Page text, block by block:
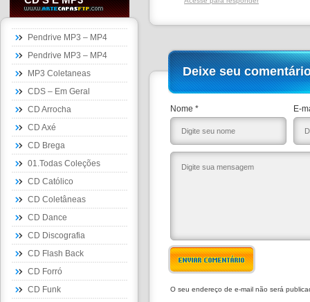
Pendrive MP3 – MP4
Pendrive MP3 – MP4
MP3 Coletaneas
CDS – Em Geral
CD Arrocha
CD Axé
CD Brega
01.Todas Coleções
CD Católico
CD Coletâneas
CD Dance
CD Discografia
CD Flash Back
CD Forró
CD Funk
Deixe seu
Nome * E-
ENVIAR COMENTÁRIO
O seu endereço de e-mail não será